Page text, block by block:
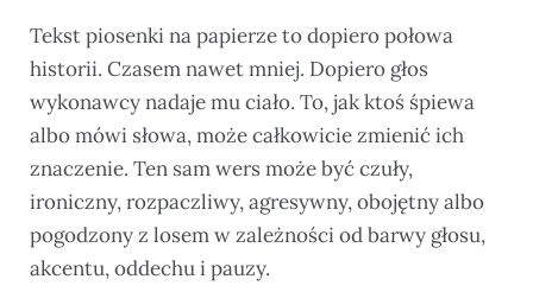
Tekst piosenki na papierze to dopiero połowa
historii. Czasem nawet mniej. Dopiero głos
wykonawcy nadaje mu ciało. To, jak ktoś śpiewa
albo mówi słowa, może całkowicie zmienić ich
znaczenie. Ten sam wers może być czuły,
ironiczny, rozpaczliwy, agresywny, obojętny albo
pogodzony z losem w zależności od barwy głosu,
akcentu, oddechu i pauzy.